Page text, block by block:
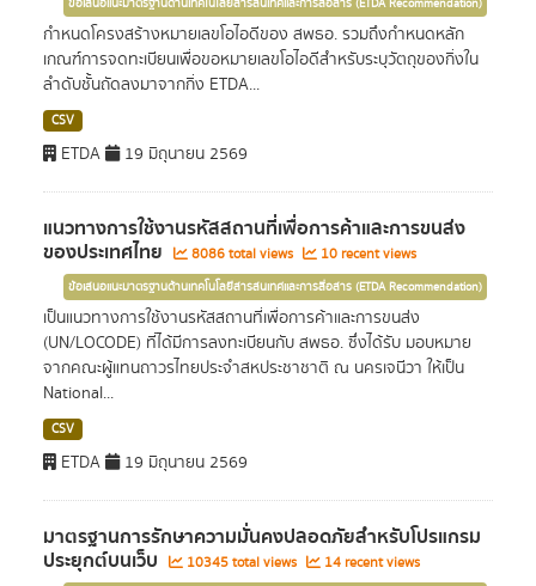
ข้อเสนอแนะมาตรฐานด้านเทคโนโลยีสารสนเทศและการสื่อสาร (ETDA Recommendation)
กำหนดโครงสร้างหมายเลขโอไอดีของ สพธอ. รวมถึงกำหนดหลัก
เกณฑ์การจดทะเบียนเพื่อขอหมายเลขโอไอดีสำหรับระบุวัตถุของกิ่งใน
ลำดับชั้นถัดลงมาจากกิ่ง ETDA...
CSV
ETDA 19 มิถุนายน 2569
แนวทางการใช้งานรหัสสถานที่เพื่อการค้าและการขนส่ง
ของประเทศไทย 8086 total views 10 recent views
ข้อเสนอแนะมาตรฐานด้านเทคโนโลยีสารสนเทศและการสื่อสาร (ETDA Recommendation)
เป็นแนวทางการใช้งานรหัสสถานที่เพื่อการค้าและการขนส่ง
(UN/LOCODE) ที่ได้มีการลงทะเบียนกับ สพธอ. ซึ่งได้รับ มอบหมาย
จากคณะผู้แทนถาวรไทยประจำสหประชาชาติ ณ นครเจนีวา ให้เป็น
National...
CSV
ETDA 19 มิถุนายน 2569
มาตรฐานการรักษาความมั่นคงปลอดภัยสำหรับโปรแกรม
ประยุกต์บนเว็บ 10345 total views 14 recent views